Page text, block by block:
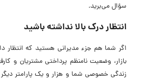
سؤال می‌برید.
انتظار درک بالا نداشته باشید
اگر شما هم جزء مدیرانی هستید که انتظار
بازار، وضعیت نامنظم پرداختی مشتریان و
زندگی خصوصی شما و هزار و یک پارامتر دیگر